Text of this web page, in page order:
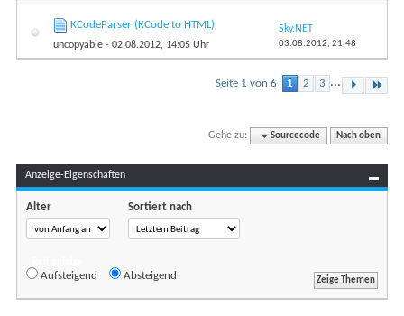
KCodeParser (KCode to HTML)
uncopyable - 02.08.2012, 14:05 Uhr
Sky.NET
03.08.2012, 21:48
Seite 1 von 6 1 2 3 ...
Gehe zu: Sourcecode Nach oben
Anzeige-Eigenschaften
Alter Sortiert nach
Aufsteigend Absteigend